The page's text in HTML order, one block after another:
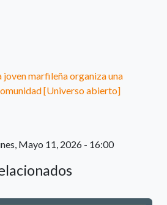
joven marfileña organiza una
[Universo abierto]
Mayo 11, 2026 - 16:00